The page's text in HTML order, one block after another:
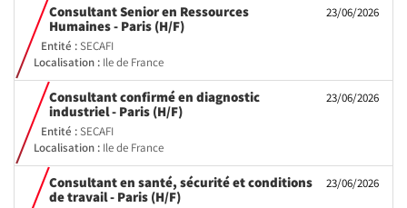
23/06/2026
Consultant Senior en Ressources
Humaines - Paris (H/F)(Nouvelle
Entité :SECAFI
Localisation : Ile de France
23/06/2026
Consultant confirmé en diagnostic
industriel - Paris (H/F)(Nouvelle
Entité :SECAFI
Localisation : Ile de France
23/06/2026
Consultant en santé, sécurité et conditions
de travail - Paris (H/F)(Nouvelle